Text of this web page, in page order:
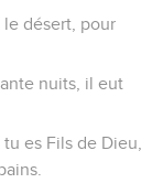
le désert, pour
nuits, il eut
es Fils de Dieu,